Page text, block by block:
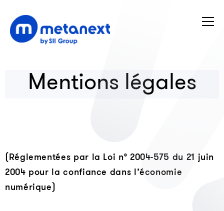
Mentions légales
(Réglementées par la Loi n° 2004-575 du 21 juin
2004 pour la confiance dans l’économie
numérique)